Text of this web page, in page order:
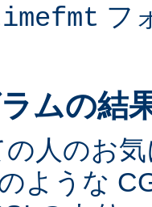
フ
ムの結
人のお
ような